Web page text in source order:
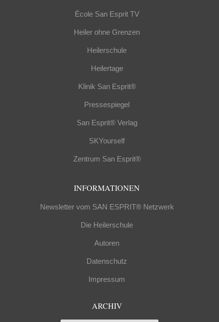
École San Esprit TV
Heiler ohne Grenzen
Heilerschule
Heilertage
Klinik San Esprit®
Pressespiegel
San Esprit® Verlag
SKYourself
Zentrum San Esprit®
INFORMATIONEN
Newsletter vom SAN ESPRIT® Netzwerk
Die Heilerschule
Autoren
Datenschutz
Impressum
ARCHIV